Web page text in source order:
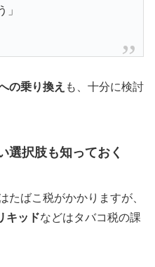
」
の乗り換え も、十分に検討
選択肢も知っておく
たばこ税がかかりますが、
キッドなどはタバコ税の課